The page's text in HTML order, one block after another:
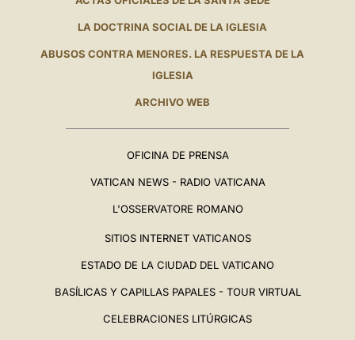
LA DOCTRINA SOCIAL DE LA IGLESIA
ABUSOS CONTRA MENORES. LA RESPUESTA DE LA
IGLESIA
ARCHIVO WEB
OFICINA DE PRENSA
VATICAN NEWS - RADIO VATICANA
L'OSSERVATORE ROMANO
SITIOS INTERNET VATICANOS
ESTADO DE LA CIUDAD DEL VATICANO
BASÍLICAS Y CAPILLAS PAPALES - TOUR VIRTUAL
CELEBRACIONES LITÚRGICAS